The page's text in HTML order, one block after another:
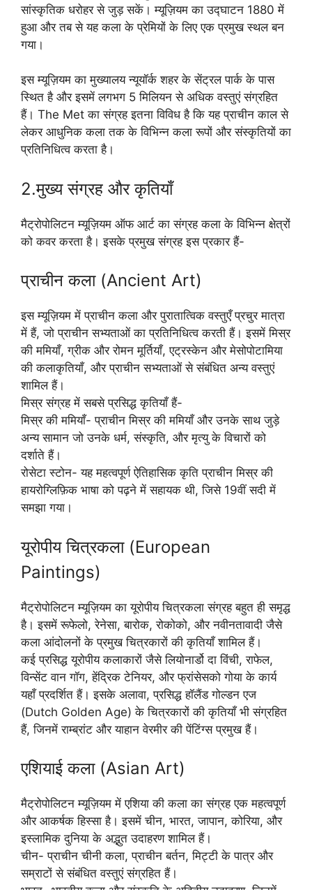
सांस्कृतिक धरोहर से जुड़ सकें। म्यूज़ियम का उद्घाटन 1880 में
हुआ और तब से यह कला के प्रेमियों के लिए एक प्रमुख स्थल बन
गया।
इस म्यूज़ियम का मुख्यालय न्यूयॉर्क शहर के सेंट्रल पार्क के पास
स्थित है और इसमें लगभग 5 मिलियन से अधिक वस्तुएं संग्रहित
हैं। The Met का संग्रह इतना विविध है कि यह प्राचीन काल से
लेकर आधुनिक कला तक के विभिन्न कला रूपों और संस्कृतियों का
प्रतिनिधित्व करता है।
2.मुख्य संग्रह और कृतियाँ
मैट्रोपोलिटन म्यूज़ियम ऑफ आर्ट का संग्रह कला के विभिन्न क्षेत्रों
को कवर करता है। इसके प्रमुख संग्रह इस प्रकार हैं-
प्राचीन कला (Ancient Art)
इस म्यूज़ियम में प्राचीन कला और पुरातात्विक वस्तुएँ प्रचुर मात्रा
में हैं, जो प्राचीन सभ्यताओं का प्रतिनिधित्व करती हैं। इसमें मिस्र
की ममियाँ, ग्रीक और रोमन मूर्तियाँ, एट्रस्केन और मेसोपोटामिया
की कलाकृतियाँ, और प्राचीन सभ्यताओं से संबंधित अन्य वस्तुएं
शामिल हैं।
मिस्र संग्रह में सबसे प्रसिद्ध कृतियाँ हैं-
मिस्र की ममियाँ- प्राचीन मिस्र की ममियाँ और उनके साथ जुड़े
अन्य सामान जो उनके धर्म, संस्कृति, और मृत्यु के विचारों को
दर्शाते हैं।
रोसेटा स्टोन- यह महत्वपूर्ण ऐतिहासिक कृति प्राचीन मिस्र की
हायरोग्लिफ़िक भाषा को पढ़ने में सहायक थी, जिसे 19वीं सदी में
समझा गया।
यूरोपीय चित्रकला (European
Paintings)
मैट्रोपोलिटन म्यूज़ियम का यूरोपीय चित्रकला संग्रह बहुत ही समृद्ध
है। इसमें रूफेलो, रेनेसा, बारोक, रोकोको, और नवीनतावादी जैसे
कला आंदोलनों के प्रमुख चित्रकारों की कृतियाँ शामिल हैं।
कई प्रसिद्ध यूरोपीय कलाकारों जैसे लियोनार्डो दा विंची, राफेल,
विन्सेंट वान गॉग, हेंद्रिक टेनियर, और फ्रांसेसको गोया के कार्य
यहाँ प्रदर्शित हैं। इसके अलावा, प्रसिद्ध हॉलैंड गोल्डन एज
(Dutch Golden Age) के चित्रकारों की कृतियाँ भी संग्रहित
हैं, जिनमें राम्ब्रांट और याहान वेरमीर की पेंटिंग्स प्रमुख हैं।
एशियाई कला (Asian Art)
मैट्रोपोलिटन म्यूज़ियम में एशिया की कला का संग्रह एक महत्वपूर्ण
और आकर्षक हिस्सा है। इसमें चीन, भारत, जापान, कोरिया, और
इस्लामिक दुनिया के अद्भुत उदाहरण शामिल हैं।
चीन- प्राचीन चीनी कला, प्राचीन बर्तन, मिट्टी के पात्र और
सम्राटों से संबंधित वस्तुएं संग्रहित हैं।